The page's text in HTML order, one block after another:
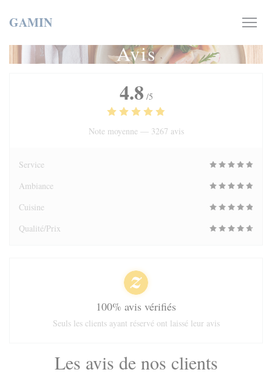
GAMIN
Avis
Les avis de nos clients
4.8 /5
Note moyenne — 3267 avis
Service
Ambiance
Cuisine
Qualité/Prix
100% avis vérifiés
Seuls les clients ayant réservé ont laissé leur avis